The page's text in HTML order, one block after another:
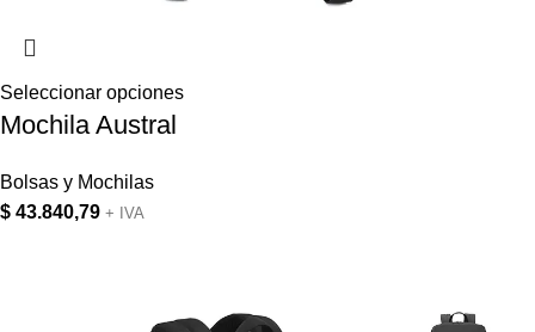
Seleccionar opciones
Mochila Austral
Bolsas y Mochilas
$ 43.840,79 + IVA